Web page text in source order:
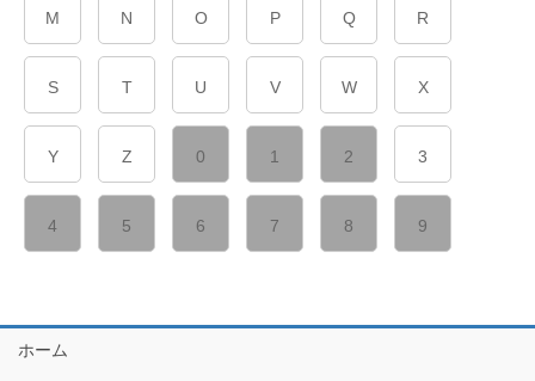
M N O P Q R
S T U V W X
Y Z 0 1 2 3
4 5 6 7 8 9
ホーム